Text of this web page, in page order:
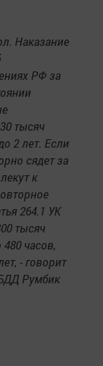
Наказание
РФ за
тысяч
2 лет. Если
сядет за
к
264.1 УК
тысяч
часов,
- говорит
Румбик